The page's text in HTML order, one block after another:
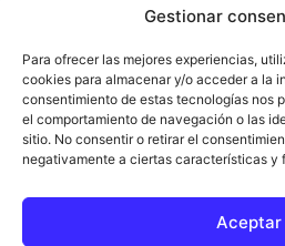
Gestionar
Para ofrecer las mejores experiencias,
cookies para almacenar y/o acceder a la
consentimiento de estas tecnologías nos
el comportamiento de navegación o las
sitio. No consentir o retirar el
negativamente a ciertas características y
Aceptar
Contáctanos: